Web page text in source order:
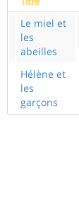
Le miel et
les
abeilles
Hélène et
les
garçons